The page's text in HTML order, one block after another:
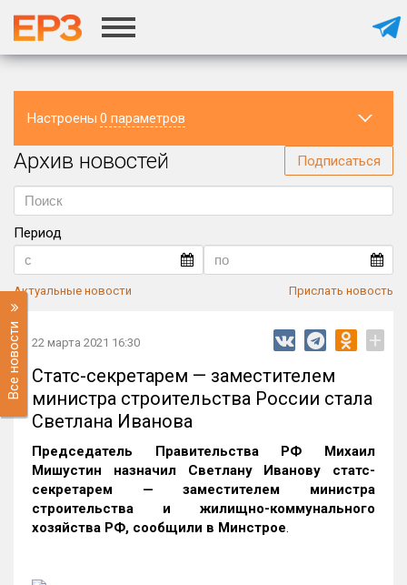
Настроены 0 параметров
Регион
Архив новостей Подписаться
Период
Актуальные новости Прислать новость
Все новости 22 марта 2021 16:30 +
Статс-секретарем — заместителем
министра строительства России стала
Светлана Иванова
Председатель Правительства РФ Михаил
Мишустин назначил Светлану Иванову статс-
секретарем — заместителем министра
строительства и жилищно-коммунального
хозяйства РФ, сообщили в Минстрое.